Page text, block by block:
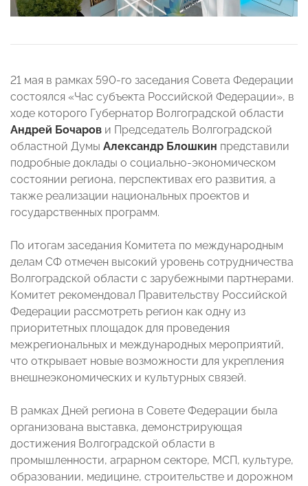
21 мая в рамках 590-го заседания Совета Федерации
состоялся «Час субъекта Российской Федерации», в
ходе которого Губернатор Волгоградской области
Андрей Бочаров и Председатель Волгоградской
областной Думы Александр Блошкин представили
подробные доклады о социально-экономическом
состоянии региона, перспективах его развития, а
также реализации национальных проектов и
государственных программ.
По итогам заседания Комитета по международным
делам СФ отмечен высокий уровень сотрудничества
Волгоградской области с зарубежными партнерами.
Комитет рекомендовал Правительству Российской
Федерации рассмотреть регион как одну из
приоритетных площадок для проведения
межрегиональных и международных мероприятий,
что открывает новые возможности для укрепления
внешнеэкономических и культурных связей.
В рамках Дней региона в Совете Федерации была
организована выставка, демонстрирующая
достижения Волгоградской области в
промышленности, аграрном секторе, МСП, культуре,
образовании, медицине, строительстве и дорожном